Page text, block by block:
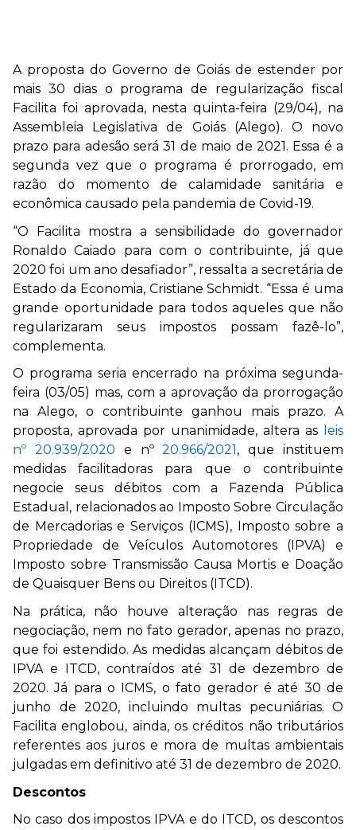
A proposta do Governo de Goiás de estender por
mais 30 dias o programa de regularização fiscal
Facilita foi aprovada, nesta quinta-feira (29/04), na
Assembleia Legislativa de Goiás (Alego). O novo
prazo para adesão será 31 de maio de 2021. Essa é a
segunda vez que o programa é prorrogado, em
razão do momento de calamidade sanitária e
econômica causado pela pandemia de Covid-19.
“O Facilita mostra a sensibilidade do governador
Ronaldo Caiado para com o contribuinte, já que
2020 foi um ano desafiador”, ressalta a secretária de
Estado da Economia, Cristiane Schmidt. “Essa é uma
grande oportunidade para todos aqueles que não
regularizaram seus impostos possam fazê-lo”,
complementa.
O programa seria encerrado na próxima segunda-
feira (03/05) mas, com a aprovação da prorrogação
na Alego, o contribuinte ganhou mais prazo. A
proposta, aprovada por unanimidade, altera as
leis
nº 20.939/2020 e nº20.966/2021 , que instituem
medidas facilitadoras para que o contribuinte
negocie seus débitos com a Fazenda Pública
Estadual, relacionados ao Imposto Sobre Circulação
de Mercadorias e Serviços (ICMS), Imposto sobre a
Propriedade de Veículos Automotores (IPVA) e
Imposto sobre Transmissão Causa Mortis e Doação
de Quaisquer Bens ou Direitos (ITCD).
Na prática, não houve alteração nas regras de
negociação, nem no fato gerador, apenas no prazo,
que foi estendido. As medidas alcançam débitos de
IPVA e ITCD, contraídos até 31 de dezembro de
2020. Já para o ICMS, o fato gerador é até 30 de
junho de 2020, incluindo multas pecuniárias. O
Facilita englobou, ainda, os créditos não tributários
referentes aos juros e mora de multas ambientais
julgadas em definitivo até 31 de dezembro de 2020.
Descontos
No caso dos impostos IPVA e do ITCD, os descontos